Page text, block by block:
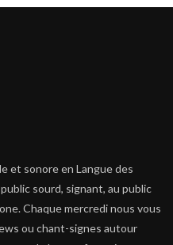
et sonore en Langue des
sourd, signant, au public
Chaque mercredi nous vous
ou chant-signes autour